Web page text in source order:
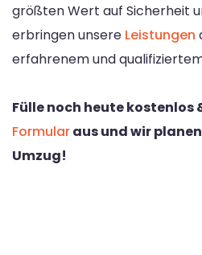
größten Wert auf Sicherheit
erbringen unsere Leistungen
erfahrenem und
Fülle noch heute kostenlos
Formularaus und wir
Umzug!